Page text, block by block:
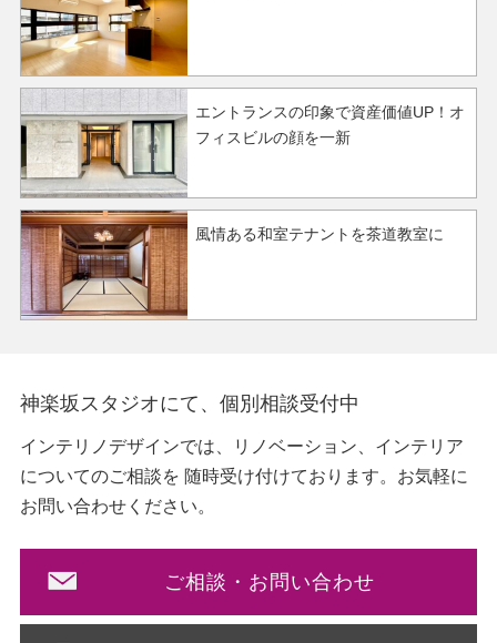
エントランスの印象で資産価値UP！オ
フィスビルの顔を一新
風情ある和室テナントを茶道教室に
神楽坂スタジオにて、個別相談受付中
インテリノデザインでは、リノベーション、インテリア
についてのご相談を 随時受け付けております。お気軽に
お問い合わせください。
ご相談・お問い合わせ